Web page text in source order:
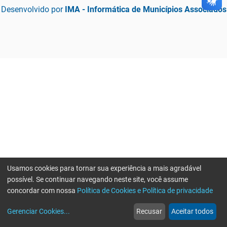
Desenvolvido por IMA - Informática de Municípios Associados
web
Notícias
more_horiz
Mais
Usamos cookies para tornar sua experiência a mais agradável
possível. Se continuar navegando neste site, você assume
concordar com nossa Política de Cookies e Política de privacidade
Gerenciar Cookies... Recusar Aceitar todos
Erro ao enviar informações, por favor tente novamente